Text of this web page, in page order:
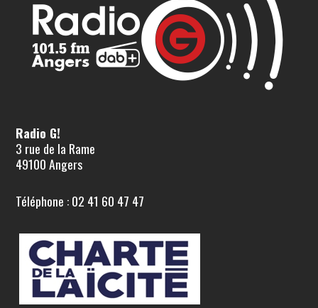
Radio G!
3 rue de la Rame
49100 Angers
Téléphone : 02 41 60 47 47